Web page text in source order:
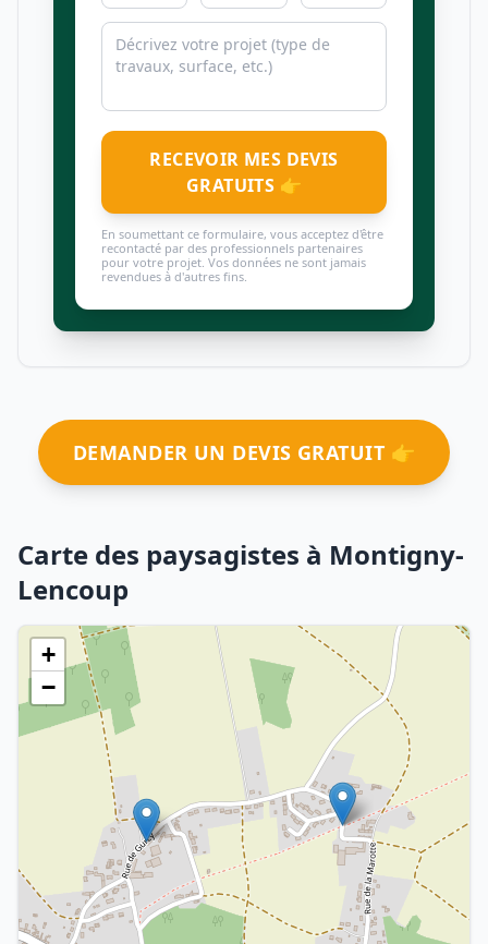
RECEVOIR MES DEVIS
GRATUITS 👉
En soumettant ce formulaire, vous acceptez d'être
recontacté par des professionnels partenaires
pour votre projet. Vos données ne sont jamais
revendues à d'autres fins.
DEMANDER UN DEVIS GRATUIT 👉
Carte des paysagistes à Montigny-
Lencoup
+
−